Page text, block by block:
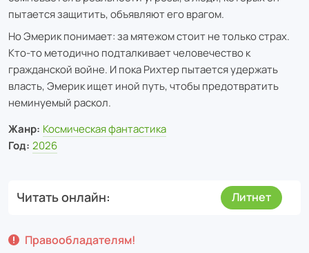
пытается защитить, объявляют его врагом.
Но Эмерик понимает: за мятежом стоит не только страх.
Кто-то методично подталкивает человечество к
гражданской войне. И пока Рихтер пытается удержать
власть, Эмерик ищет иной путь, чтобы предотвратить
неминуемый раскол.
Жанр: Космическая фантастика
Год: 2026
Читать онлайн Литнет
Правообладателям!